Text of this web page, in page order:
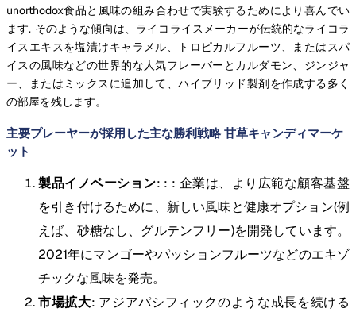
unorthodox食品と風味の組み合わせで実験するためにより喜んでい
ます. そのような傾向は、ライコライスメーカーが伝統的なライコラ
イスエキスを塩漬けキャラメル、トロピカルフルーツ、またはスパ
イスの風味などの世界的な人気フレーバーとカルダモン、ジンジャ
ー、またはミックスに追加して、ハイブリッド製剤を作成する多く
の部屋を残します。
主要プレーヤーが採用した主な勝利戦略 甘草キャンディマーケ
ット
製品イノベーション: : : 企業は、より広範な顧客基盤
を引き付けるために、新しい風味と健康オプション(例
えば、砂糖なし、グルテンフリー)を開発しています。
2021年にマンゴーやパッションフルーツなどのエキゾ
チックな風味を発売。
市場拡大: アジアパシフィックのような成長を続ける